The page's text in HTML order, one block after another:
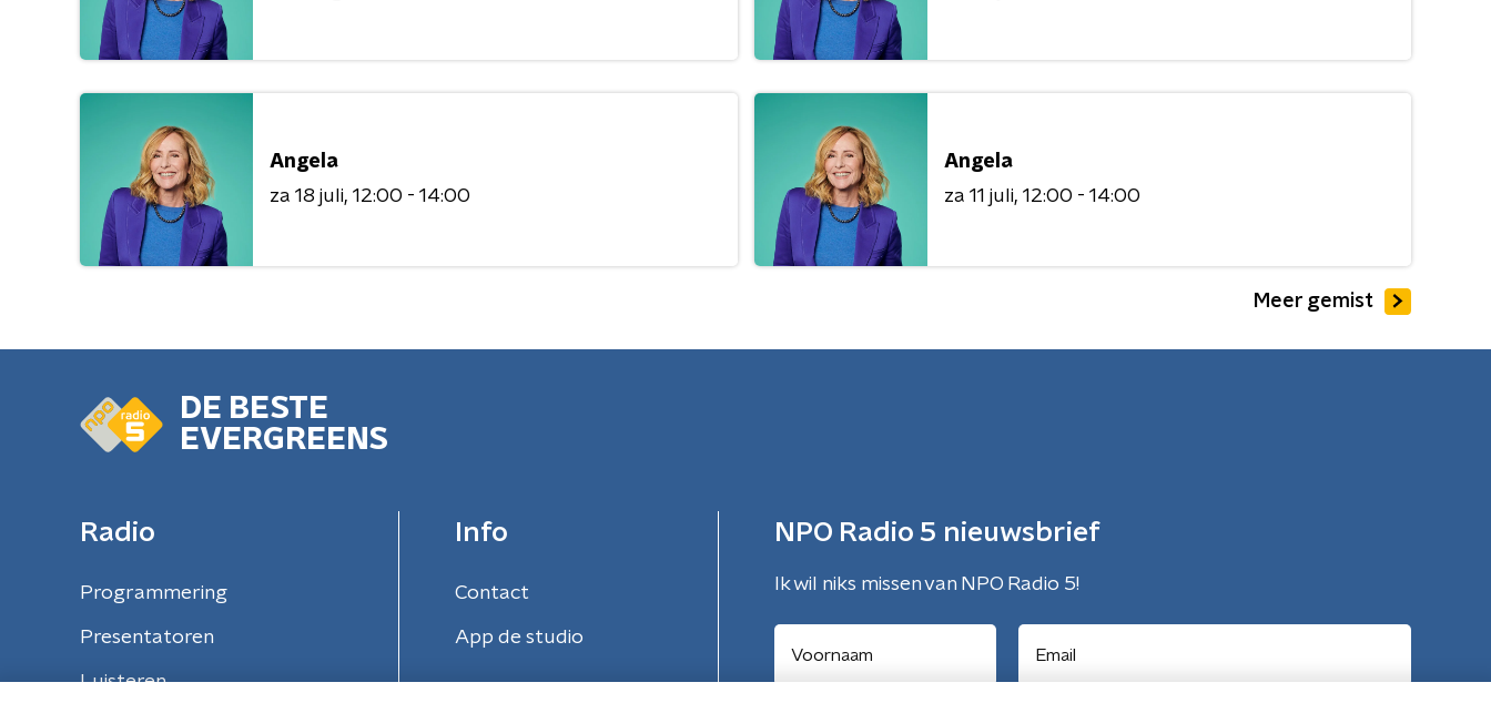
Angela
za 18 juli 12:00 - 14:00
Angela
za 11 juli 12:00 - 14:00
Meer gemist
DE BESTE
EVERGREENS
Radio
Programmering
Presentatoren
Luisteren
Info
Contact
App de studio
NPO Radio 5 nieuwsbrief
Ik wil niks missen van NPO Radio 5!